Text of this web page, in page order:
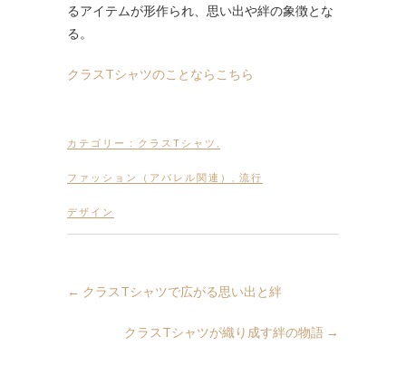
るアイテムが形作られ、思い出や絆の象徴とな
る。
クラスTシャツのことならこちら
カテゴリー : クラスTシャツ
ファッション（アパレル関連） 流行
デザイン
← クラスTシャツで広がる思い出と絆
クラスTシャツが織り成す絆の物語 →